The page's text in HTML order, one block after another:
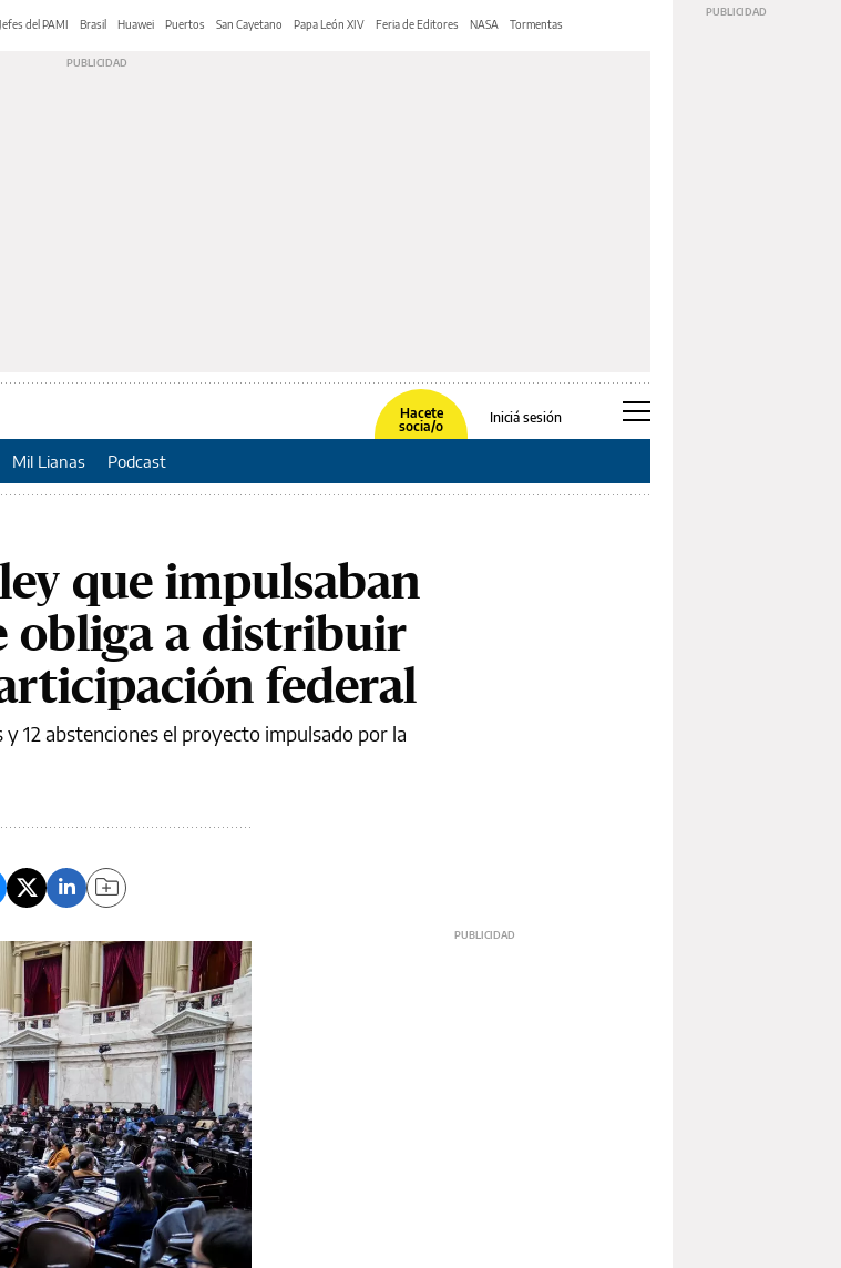
Jefes del PAMI Brasil Huawei Puertos San Cayetano Papa León XIV Feria de Editores NASA Tormentas
Hacete
socia/o
Iniciá sesión
Mil Lianas Podcast
que impulsaban
obliga a distribuir
federal
12 abstenciones el proyecto impulsado por la